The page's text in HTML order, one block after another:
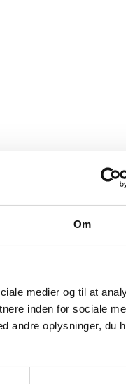
Om
medier og til at
inden for sociale
andre oplysninger, du
ligger granitskulptur med